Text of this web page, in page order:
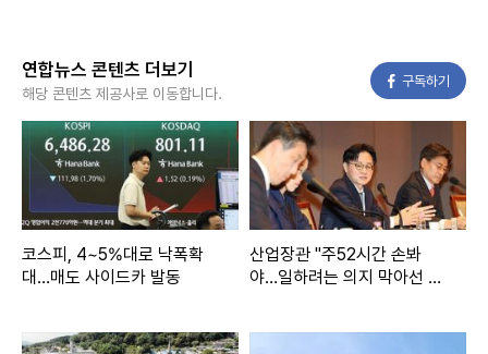
연합뉴스 콘텐츠 더보기
해당 콘텐츠 제공사로 이동합니다.
구독하기
코스피, 4~5%대로 낙폭확
대…매도 사이드카 발동
산업장관 "주52시간 손봐
야…일하려는 의지 막아선 안